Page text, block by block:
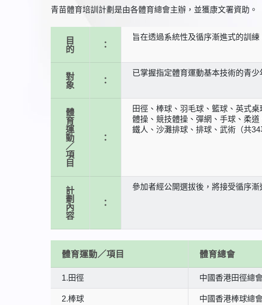
青苗體育培訓計劃是由各體育總會主辦，並獲康文署資助。
目
的
：
旨在透過系統性及循序漸進式的訓
對
象
：
已掌握指定體育運動基本技術的青少
體
育
運
動
／
項
目
：
田徑、棒球、羽毛球、籃球、英式
體操、競技體操、彈網、手球、柔
鐵人、沙灘排球、排球、武術（共34
計
劃
內
容
：
參加者經公開選拔後，將接受循序
體育運動／項目 體育總會
1.田徑 中國香港田徑總
2.棒球 中國香港棒球總